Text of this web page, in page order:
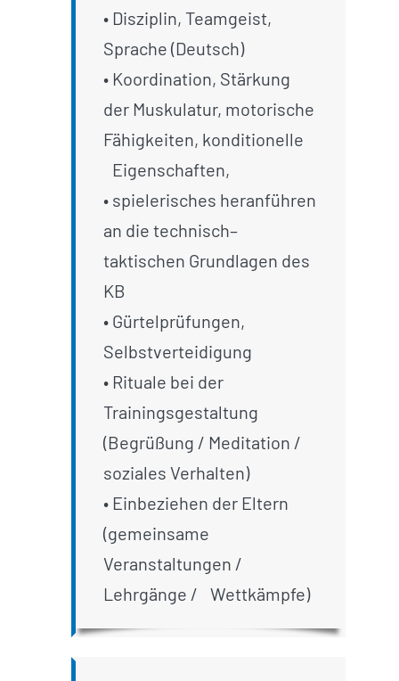
• Disziplin, Teamgeist,
Sprache (Deutsch)
• Koordination, Stärkung
der Muskulatur, motorische
Fähigkeiten, konditionelle
Eigenschaften,
• spielerisches heranführen
an die technisch–
taktischen Grundlagen des
KB
• Gürtelprüfungen,
Selbstverteidigung
• Rituale bei der
Trainingsgestaltung
(Begrüßung / Meditation /
soziales Verhalten)
• Einbeziehen der Eltern
(gemeinsame
Veranstaltungen /
Lehrgänge /
Wettkämpfe)